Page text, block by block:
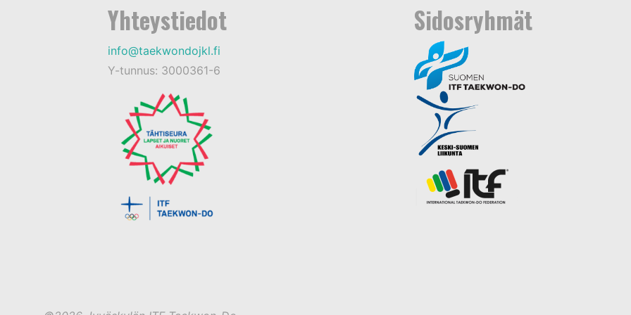
Yhteystiedot
info@taekwondojkl.fi
Y-tunnus: 3000361-6
Sidosryhmät